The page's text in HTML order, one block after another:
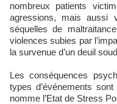
nombreux patients
agressions, mais aussi
séquelles de
violences subies par
la survenue d’un deuil
Les conséquences
types d’événements
nomme l’Etat de Stress